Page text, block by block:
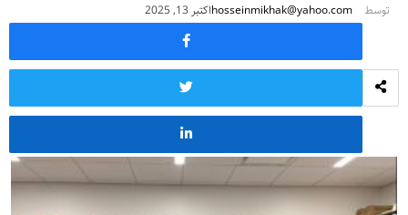
توسط hosseinmikhak@yahoo.comاکتبر 13, 2025